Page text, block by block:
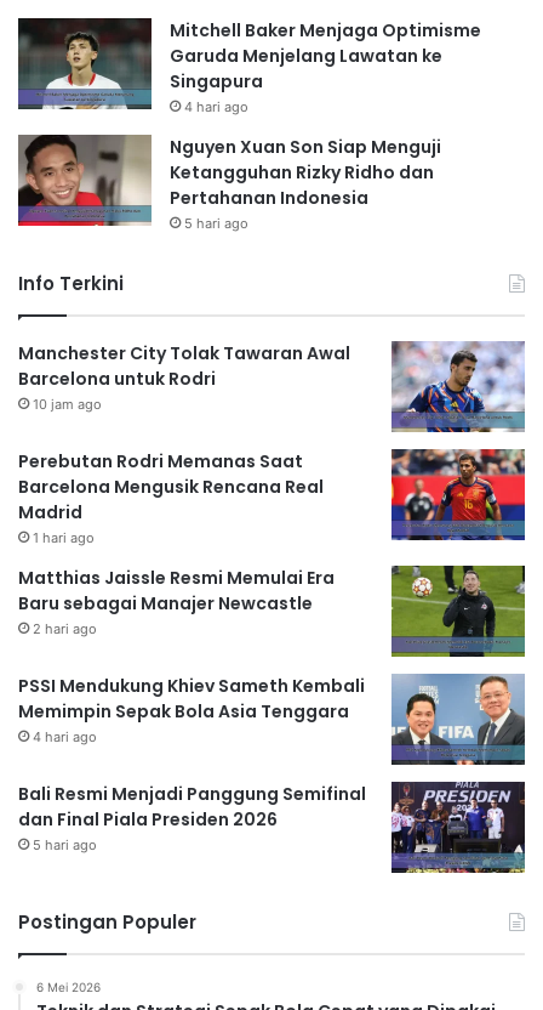
Mitchell Baker Menjaga Optimisme
Garuda Menjelang Lawatan ke
Singapura
4 hari ago
Nguyen Xuan Son Siap Menguji
Ketangguhan Rizky Ridho dan
Pertahanan Indonesia
5 hari ago
Info Terkini
Manchester City Tolak Tawaran Awal
Barcelona untuk Rodri
10 jam ago
Perebutan Rodri Memanas Saat
Barcelona Mengusik Rencana Real
Madrid
1 hari ago
Matthias Jaissle Resmi Memulai Era
Baru sebagai Manajer Newcastle
2 hari ago
PSSI Mendukung Khiev Sameth Kembali
Memimpin Sepak Bola Asia Tenggara
4 hari ago
Bali Resmi Menjadi Panggung Semifinal
dan Final Piala Presiden 2026
5 hari ago
Postingan Populer
6 Mei 2026